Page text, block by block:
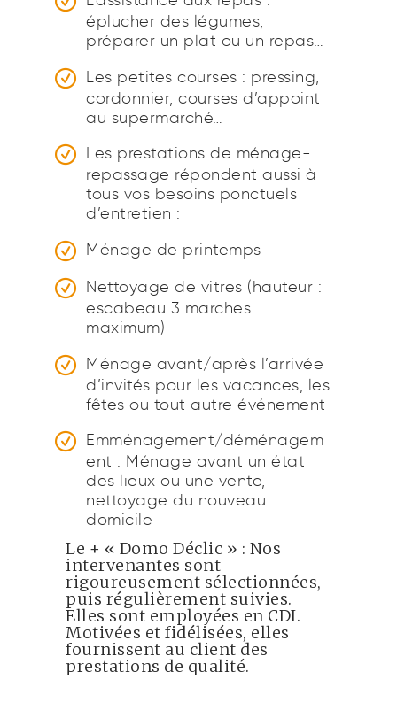
éplucher des légumes,
préparer un plat ou un repas…
Les petites courses : pressing,
cordonnier, courses d’appoint
au supermarché…
Les prestations de ménage-
repassage répondent aussi à
tous vos besoins ponctuels
d’entretien :
Ménage de printemps
Nettoyage de vitres (hauteur :
escabeau 3 marches
maximum)
Ménage avant/après l’arrivée
d’invités pour les vacances, les
fêtes ou tout autre événement
Emménagement/déménagem
ent : Ménage avant un état
des lieux ou une vente,
nettoyage du nouveau
domicile
Le + « Domo Déclic » : Nos
intervenantes sont
rigoureusement sélectionnées,
puis régulièrement suivies.
Elles sont employées en CDI.
Motivées et fidélisées, elles
fournissent au client des
prestations de qualité.